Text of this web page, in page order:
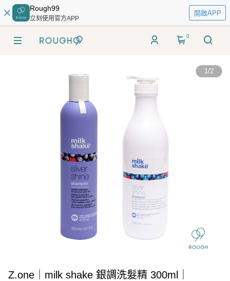
Rough99
立刻使用官方APP
開啟APP
0
1/2
Z.one｜milk shake 銀調洗髮精 300ml｜